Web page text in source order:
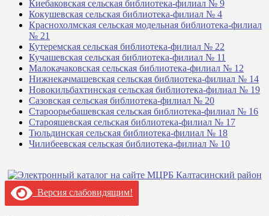
Киебаковская сельская библиотека-филиал № 9
Кокушевская сельская библиотека-филиал № 4
Краснохолмская сельская модельная библиотека-филиал
№ 21
Кутеремская сельская библиотека-филиал № 22
Кучашевская сельская библиотека-филиал № 11
Малокачаковская сельская библиотека-филиал № 12
Нижнекачмашевская сельская библиотека-филиал № 14
Новокильбахтинская сельская библиотека-филиал № 19
Сазовская сельская библиотека-филиал № 20
Староорьебашевская сельская библиотека-филиал № 16
Старояшевская сельская библиотека-филиал № 17
Тюльдинская сельская библиотека-филиал № 18
Чилибеевская сельская библиотека-филиал № 10
Версия слабовидящим!